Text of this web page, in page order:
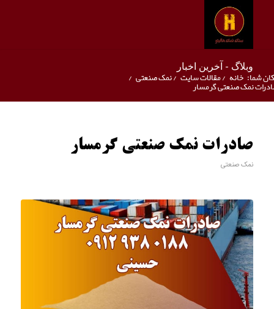
وبلاگ - آخرین اخبار
شما: خانه /مقالات سایت /نمک صنعتی /
نمک صنعتی گرمسار
صادرات نمک صنعتی گرمسار
نمک صنعتی